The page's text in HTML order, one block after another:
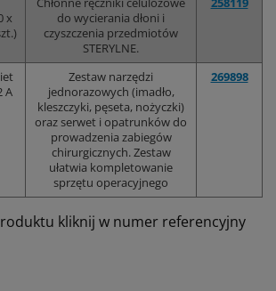
x
do wycierania dłoni i
czyszczenia przedmiotów
STERYLNE.
A
Zestaw narzędzi
jednorazowych (imadło,
kleszczyki, pęseta, nożyczki)
oraz serwet i opatrunków do
prowadzenia zabiegów
chirurgicznych. Zestaw
ułatwia kompletowanie
sprzętu operacyjnego
269898
kliknij w numer referencyjny